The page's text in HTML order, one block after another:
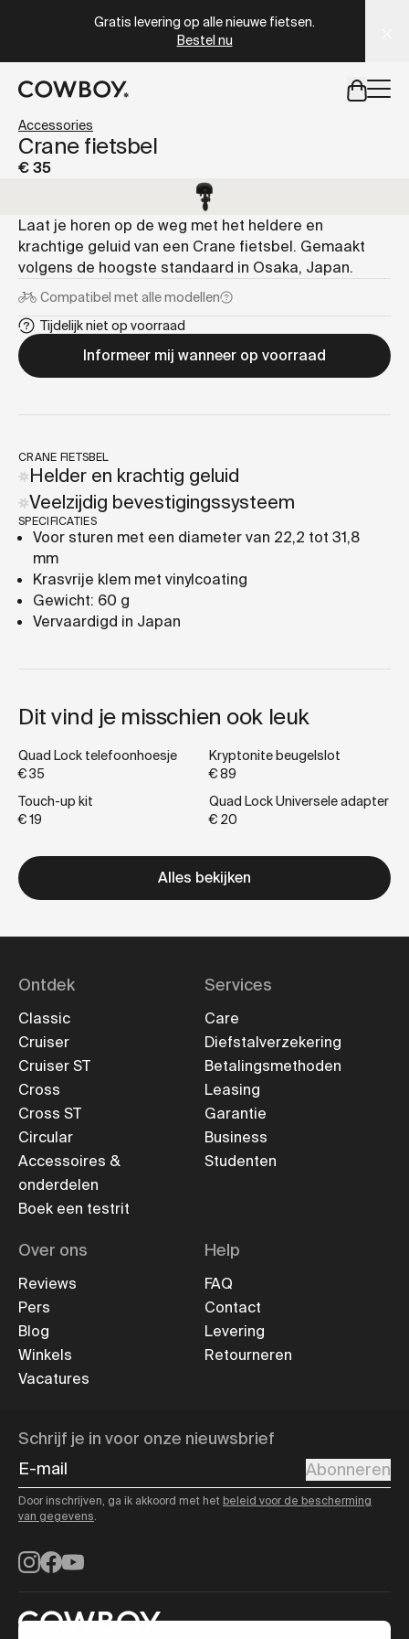
Gratis levering op alle nieuwe fietsen.
Bestel nu
een testride is dichtbij
Crane fietsbel
€ 35
Laat je horen op de weg met het heldere en
krachtige geluid van een Crane fietsbel. Gemaakt
volgens de hoogste standaard in Osaka, Japan.
Compatibel met alle modellen
Tijdelijk niet op voorraad
Informeer mij wanneer op voorraad
Accessories
CRANE FIETSBEL
Helder en krachtig geluid
Veelzijdig bevestigingssysteem
SPECIFICATIES
Voor sturen met een diameter van 22,2 tot 31,8
mm
Krasvrije klem met vinylcoating
Gewicht: 60 g
Vervaardigd in Japan
Dit vind je misschien ook leuk
Quad Lock telefoonhoesje
€ 35
Kryptonite beugelslot
€ 89
Touch-up kit
€ 19
Quad Lock Universele adapter
€ 20
Alles bekijken
Ontdek
Classic
Cruiser
Cruiser ST
Cross
Cross ST
Circular
Accessoires &
onderdelen
Boek een testrit
Services
Care
Diefstalverzekering
Betalingsmethoden
Leasing
Garantie
Business
Studenten
Over ons
Reviews
Pers
Blog
Winkels
Vacatures
Help
FAQ
Contact
Levering
Retourneren
Schrijf je in voor onze nieuwsbrief
E-mail
Abonneren
Door inschrijven, ga ik akkoord met het beleid voor de bescherming
van gegevens.
Instagram
Facebook
YouTube